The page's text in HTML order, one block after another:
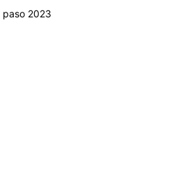
paso 2023